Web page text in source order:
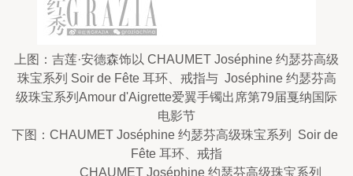
上图：吉莲·安德森饰以 CHAUMET Joséphine 约瑟芬高级
珠宝系列 Soir de Fête 耳环、戒指与  Joséphine 约瑟芬高
级珠宝系列Amour d'Aigrette爱翼手镯出席第79届戛纳国际
电影节
下图：CHAUMET Joséphine 约瑟芬高级珠宝系列  Soir de
Fête 耳环、戒指
CHAUMET Joséphine 约瑟芬高级珠宝系列